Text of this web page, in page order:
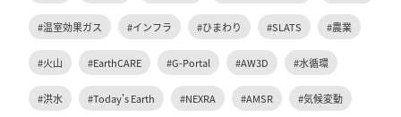
#温室効果ガス #インフラ #ひまわり #SLATS #農業
#火山 #EarthCARE #G-Portal #AW3D #水循環
#洪水 #Today's Earth #NEXRA #AMSR #気候変動